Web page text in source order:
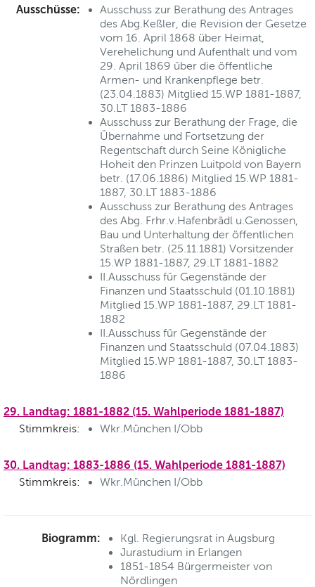
Ausschüsse:
Ausschuss zur Berathung des Antrages
des Abg.Keßler, die Revision der Gesetze
vom 16. April 1868 über Heimat,
Verehelichung und Aufenthalt und vom
29. April 1869 über die öffentliche
Armen- und Krankenpflege betr.
(23.04.1883) Mitglied 15.WP 1881-1887,
30.LT 1883-1886
Ausschuss zur Berathung der Frage, die
Übernahme und Fortsetzung der
Regentschaft durch Seine Königliche
Hoheit den Prinzen Luitpold von Bayern
betr. (17.06.1886) Mitglied 15.WP 1881-
1887, 30.LT 1883-1886
Ausschuss zur Berathung des Antrages
des Abg. Frhr.v.Hafenbrädl u.Genossen,
Bau und Unterhaltung der öffentlichen
Straßen betr. (25.11.1881) Vorsitzender
15.WP 1881-1887, 29.LT 1881-1882
II.Ausschuss für Gegenstände der
Finanzen und Staatsschuld (01.10.1881)
Mitglied 15.WP 1881-1887, 29.LT 1881-
1882
II.Ausschuss für Gegenstände der
Finanzen und Staatsschuld (07.04.1883)
Mitglied 15.WP 1881-1887, 30.LT 1883-
1886
29. Landtag: 1881-1882 (15. Wahlperiode 1881-1887)
Stimmkreis: Wkr.München I/Obb
30. Landtag: 1883-1886 (15. Wahlperiode 1881-1887)
Stimmkreis: Wkr.München I/Obb
Biogramm:
Kgl. Regierungsrat in Augsburg
Jurastudium in Erlangen
1851-1854 Bürgermeister von
Nördlingen